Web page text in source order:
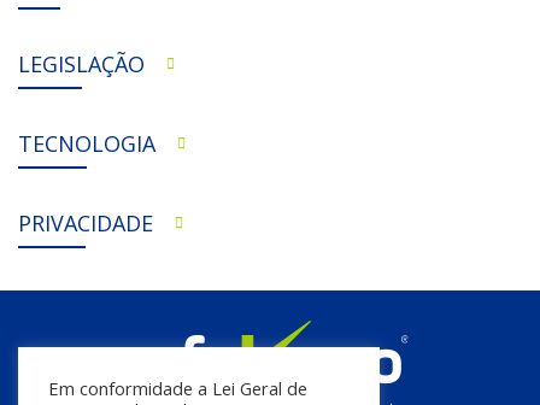
LEGISLAÇÃO
TECNOLOGIA
PRIVACIDADE
Em conformidade a Lei Geral de